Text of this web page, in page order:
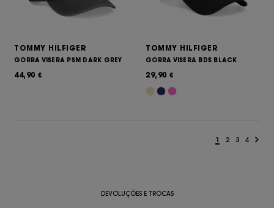
TOMMY HILFIGER
GORRA VISERA PSM DARK GREY
44,90 €
TOMMY HILFIGER
GORRA VISERA BDS BLACK
29,90 €
1 2 3 4
DEVOLUÇÕES E TROCAS